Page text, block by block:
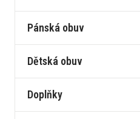
Pánská obuv
Dětská obuv
Doplňky